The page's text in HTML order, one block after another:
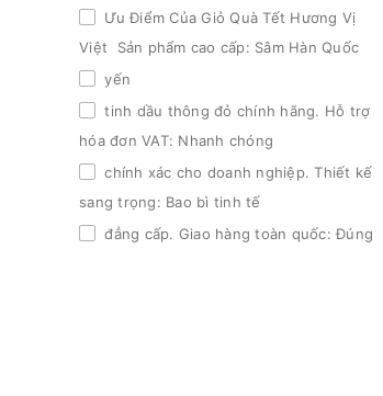
Ưu Điểm Của Giỏ Quà Tết Hương Vị
Việt Sản phẩm cao cấp: Sâm Hàn Quốc
yến
tinh dầu thông đỏ chính hãng. Hỗ trợ
hóa đơn VAT: Nhanh chóng
chính xác cho doanh nghiệp. Thiết kế
sang trọng: Bao bì tinh tế
đẳng cấp. Giao hàng toàn quốc: Đúng